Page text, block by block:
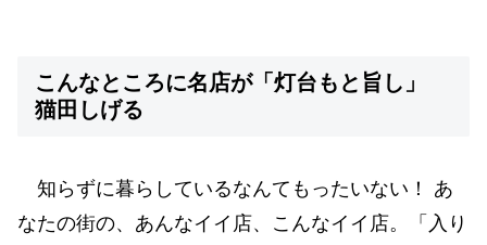
こんなところに名店が「灯台もと旨し」
猫田しげる
知らずに暮らしているなんてもったいない！ あ
なたの街の、あんなイイ店、こんなイイ店。「入り